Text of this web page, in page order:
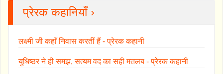
प्रेरक कहानियाँ ›
लक्ष्मी जी कहाँ निवास करतीं हैं - प्रेरक कहानी
युधिष्ठर ने ही समझ, सत्यम वद का सही मतलब - प्रेरक कहानी